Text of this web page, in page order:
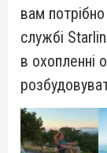
вам
службі
в охопленні